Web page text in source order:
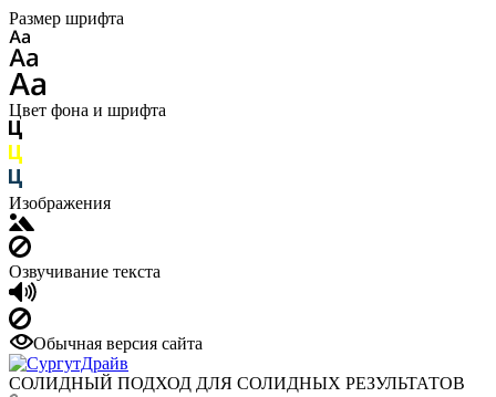
Размер шрифта
Цвет фона и шрифта
Изображения
Озвучивание текста
Обычная версия сайта
СОЛИДНЫЙ ПОДХОД ДЛЯ СОЛИДНЫХ РЕЗУЛЬТАТОВ